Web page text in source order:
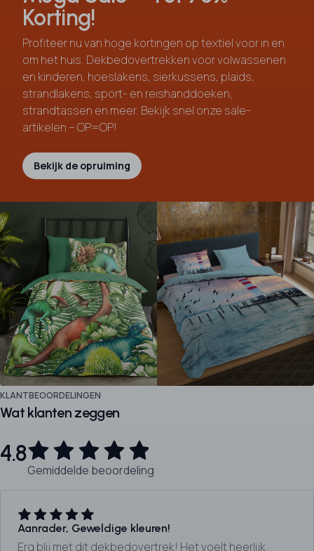
Korting!
Profiteer nu van hoge kortingen op textiel voor in en
om het huis. Dekbedovertrekken voor volwassenen
en kinderen, hoeslakens, sierkussens, plaids,
strandlakens, sport- en reishanddoeken,
strandtassen en meer. Bekijk snel onze sale-
artikelen – OP=OP!
Bekijk de opruiming
KLANTBEOORDELINGEN
Wat klanten zeggen
4.8
Gemiddelde beoordeling
Aanrader, Geweldige kleuren!
Erg blij met dit dekbedovertrek! Het voelt heerlijk